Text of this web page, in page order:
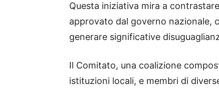
Questa iniziativa mira a
approvato dal governo nazionale,
generare significative
Il Comitato, una coalizione
istituzioni locali, e membri di